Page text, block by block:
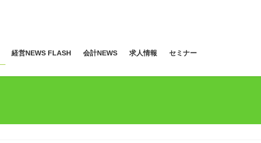
経営NEWS FLASH 会計NEWS 求人情報 セミナー